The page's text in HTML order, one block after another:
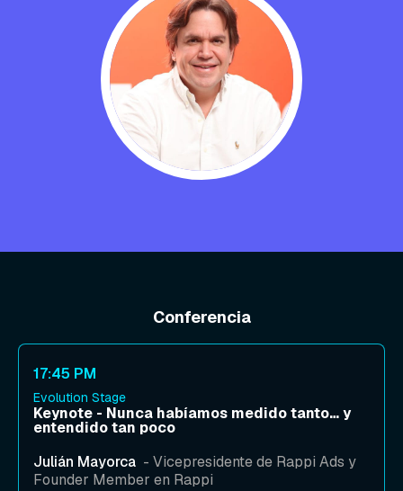
Conferencia
17:45 PM
Evolution Stage
Keynote - Nunca habíamos medido tanto… y
entendido tan poco
Julián Mayorca - Vicepresidente de Rappi Ads y
Founder Member en Rappi